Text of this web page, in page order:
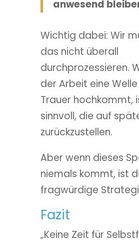
anwesend
Wichtig dabei: Wir
das nicht überall
durchprozessieren.
der Arbeit eine
Trauer hochkommt,
sinnvoll, die auf
zurückzustellen.
Aber wenn dieses
niemals kommt, ist
fragwürdige
Fazit
„Keine Zeit für